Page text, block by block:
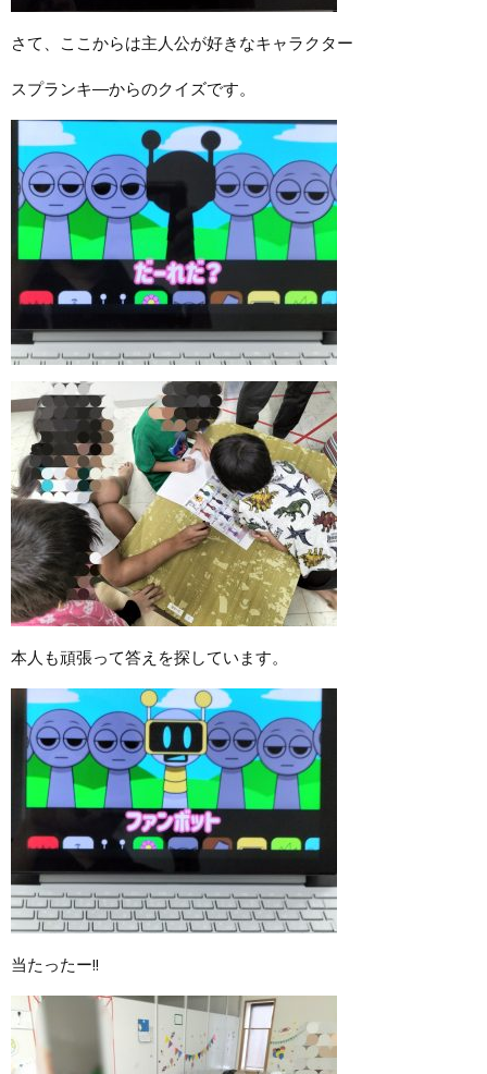
さて、ここからは主人公が好きなキャラクター
スプランキ―からのクイズです。
本人も頑張って答えを探しています。
当たったー!!